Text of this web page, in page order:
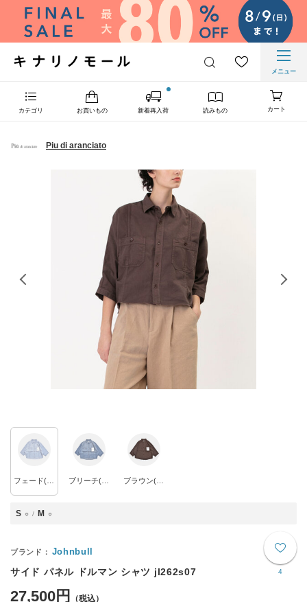
メニュー
カテゴリ お買いもの 新着再入荷 読みもの カート
Piu di aranciato
S ○ M ○
4
Johnbull
サイド パネル ドルマン シャツ jl262s07
27,500円